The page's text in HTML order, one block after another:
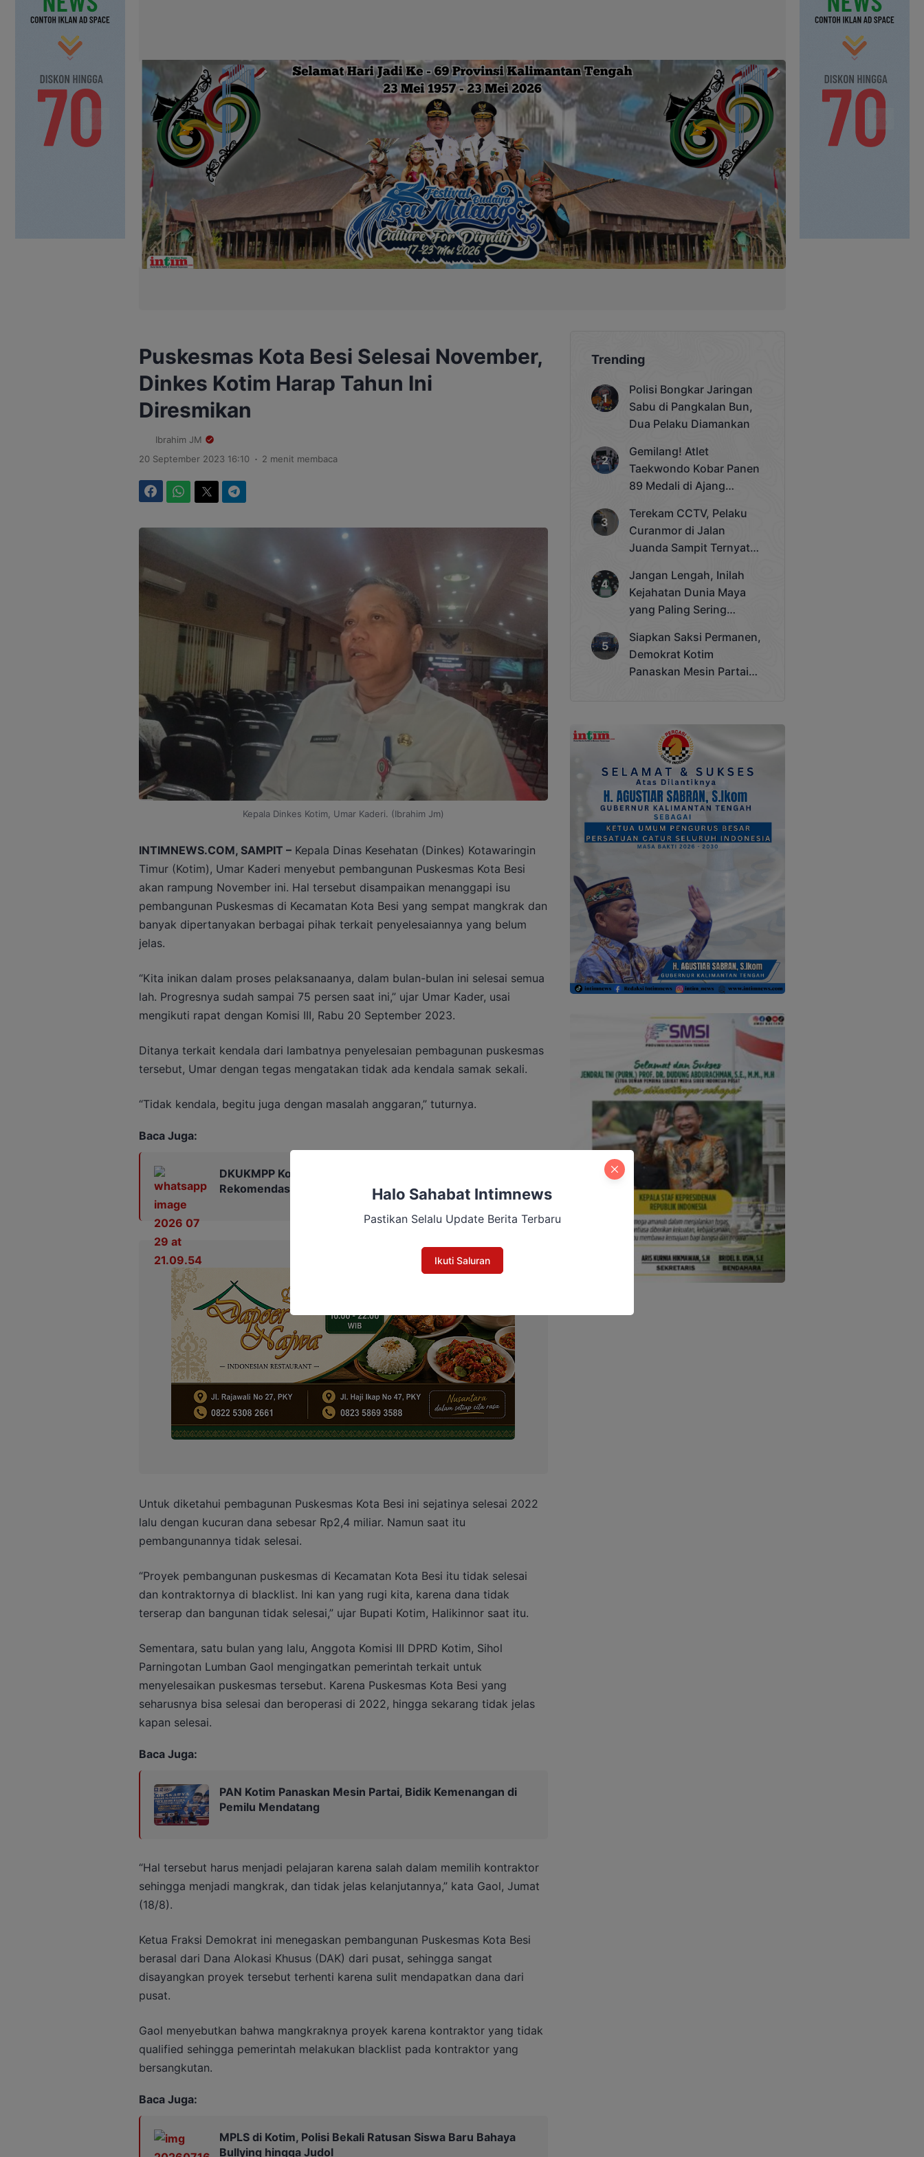
Puskesmas Kota Besi Selesai November,
Dinkes Kotim Harap Tahun Ini
Diresmikan
Ibrahim JM
20 September 2023 16:10 . 2 menit membaca
Kepala Dinkes Kotim, Umar Kaderi. (Ibrahim Jm)
INTIMNEWS.COM, SAMPIT –Kepala Dinas Kesehatan (Dinkes) Kotawaringin
Timur (Kotim), Umar Kaderi menyebut pembangunan Puskesmas Kota Besi
akan rampung November ini. Hal tersebut disampaikan menanggapi isu
pembangunan Puskesmas di Kecamatan Kota Besi yang sempat mangkrak dan
banyak dipertanyakan berbagai pihak terkait penyelesaiannya yang belum
jelas.
“Kita inikan dalam proses pelaksanaanya, dalam bulan-bulan ini selesai semua
lah. Progresnya sudah sampai 75 persen saat ini,” ujar Umar Kader, usai
mengikuti rapat dengan Komisi III, Rabu 20 September 2023.
Ditanya terkait kendala dari lambatnya penyelesaian pembagunan puskesmas
tersebut, Umar dengan tegas mengatakan tidak ada kendala samak sekali.
“Tidak kendala, begitu juga dengan masalah anggaran,” tuturnya.
Baca Juga:
DKUKMPP Kotim Tegaskan Bripko Mandala Pemegang
Rekomendasi Koperasi Makarti Jaya
Untuk diketahui pembagunan Puskesmas Kota Besi ini sejatinya selesai 2022
lalu dengan kucuran dana sebesar Rp2,4 miliar. Namun saat itu
pembangunannya tidak selesai.
“Proyek pembangunan puskesmas di Kecamatan Kota Besi itu tidak selesai
dan kontraktornya di blacklist. Ini kan yang rugi kita, karena dana tidak
terserap dan bangunan tidak selesai,” ujar Bupati Kotim, Halikinnor saat itu.
Sementara, satu bulan yang lalu, Anggota Komisi III DPRD Kotim, Sihol
Parningotan Lumban Gaol mengingatkan pemerintah terkait untuk
menyelesaikan puskesmas tersebut. Karena Puskesmas Kota Besi yang
seharusnya bisa selesai dan beroperasi di 2022, hingga sekarang tidak jelas
kapan selesai.
Baca Juga:
PAN Kotim Panaskan Mesin Partai, Bidik Kemenangan di
Pemilu Mendatang
“Hal tersebut harus menjadi pelajaran karena salah dalam memilih kontraktor
sehingga menjadi mangkrak, dan tidak jelas kelanjutannya,” kata Gaol, Jumat
(18/8).
Ketua Fraksi Demokrat ini menegaskan pembangunan Puskesmas Kota Besi
berasal dari Dana Alokasi Khusus (DAK) dari pusat, sehingga sangat
disayangkan proyek tersebut terhenti karena sulit mendapatkan dana dari
pusat.
Gaol menyebutkan bahwa mangkraknya proyek karena kontraktor yang tidak
qualified sehingga pemerintah melakukan blacklist pada kontraktor yang
bersangkutan.
Baca Juga:
MPLS di Kotim, Polisi Bekali Ratusan Siswa Baru Bahaya
Bullying hingga Judol
Trending
Polisi Bongkar Jaringan
Sabu di Pangkalan Bun,
Dua Pelaku Diamankan
Gemilang! Atlet
Taekwondo Kobar Panen
89 Medali di Ajang
Cup 2025
Terekam CCTV, Pelaku
Curanmor di Jalan
Juanda Sampit Ternyata
Jangan Lengah, Inilah
Kejahatan Dunia Maya
yang Paling Sering
Siapkan Saksi Permanen,
Demokrat Kotim
Panaskan Mesin Partai
Halo Sahabat Intimnews
Pastikan Selalu Update Berita Terbaru
Ikuti Saluran